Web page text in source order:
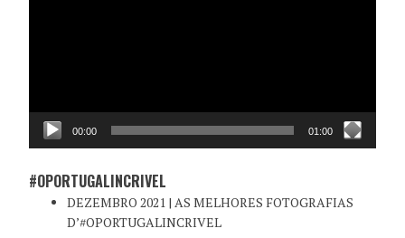
00:00 01:00
#OPORTUGALINCRIVEL
DEZEMBRO 2021 | AS MELHORES FOTOGRAFIAS
D’#OPORTUGALINCRIVEL